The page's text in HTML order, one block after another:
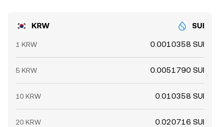
KRW SUI
1 KRW 0.0010358 SUI
5 KRW 0.0051790 SUI
10 KRW 0.010358 SUI
20 KRW 0.020716 SUI